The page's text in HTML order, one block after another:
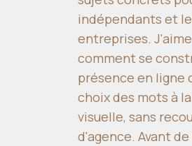
indépendants et
entreprises.
comment se
présence en ligne
choix des mots à
visuelle, sans
d'agence. Avant